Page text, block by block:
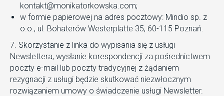
kontakt@monikatorkowska.com;
w formie papierowej na adres pocztowy: Mindio sp. z
o.o., ul. Bohaterów Westerplatte 35, 60-115 Poznań.
7. Skorzystanie z linka do wypisania się z usługi
Newslettera, wysłanie korespondencji za pośrednictwem
poczty e-mail lub poczty tradycyjnej z żądaniem
rezygnacji z usługi będzie skutkować niezwłocznym
rozwiązaniem umowy o świadczenie usługi Newsletter.